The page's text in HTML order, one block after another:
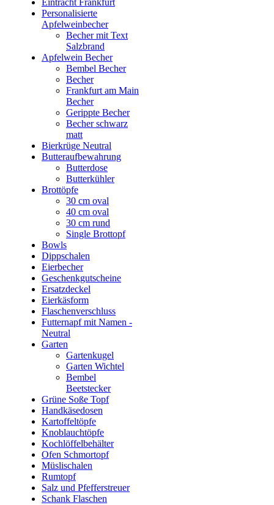
Eintracht Frankfurt
Personalisierte
Apfelweinbecher
Becher mit Text
Salzbrand
Apfelwein Becher
Bembel Becher
Becher
Frankfurt am Main
Becher
Gerippte Becher
Becher schwarz
matt
Bierkrüge Neutral
Butteraufbewahrung
Butterdose
Butterkühler
Brottöpfe
30 cm oval
40 cm oval
30 cm rund
Single Brottopf
Bowls
Dippschalen
Eierbecher
Geschenkgutscheine
Ersatzdeckel
Eierkäsform
Flaschenverschluss
Futternapf mit Namen -
Neutral
Garten
Gartenkugel
Garten Wichtel
Bembel
Beetstecker
Grüne Soße Topf
Handkäsedosen
Kartoffeltöpfe
Knoblauchtöpfe
Kochlöffelbehälter
Ofen Schmortopf
Müslischalen
Rumtopf
Salz und Pfefferstreuer
Schank Flaschen